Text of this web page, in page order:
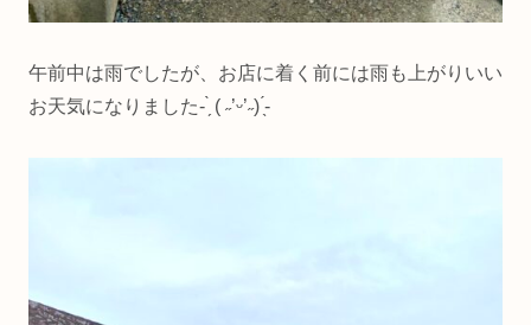
午前中は雨でしたが、お店に着く前には雨も上がりいい
お天気になりました- ̗̀ ( ˶’ᵕ’˶) ̖́-